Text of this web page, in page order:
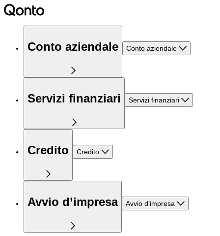
Conto aziendale Conto aziendale
Servizi finanziari Servizi finanziari
Credito Credito
Avvio d’impresa Avvio d’impresa